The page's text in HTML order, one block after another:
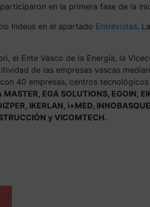
en la primera fase de la
Indeus en el apartado Entrevistas.
el Ente Vasco de la Energía, la
de las empresas vascas
40 empresas, centros
EGA SOLUTIONS, EGOIN,
IKERLAN, i+MED,
y VICOMTECH.